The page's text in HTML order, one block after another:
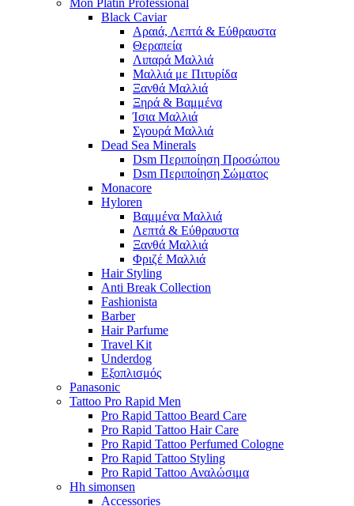
Black Caviar
Αραιά, Λεπτά & Εύθραυστα
Θεραπεία
Λιπαρά Μαλλιά
Μαλλιά με Πιτυρίδα
Ξανθά Μαλλιά
Ξηρά & Βαμμένα
Ίσια Μαλλιά
Σγουρά Μαλλιά
Dead Sea Minerals
Dsm Περιποίηση Προσώπου
Dsm Περιποίηση Σώματος
Monacore
Hyloren
Βαμμένα Μαλλιά
Λεπτά & Εύθραυστα
Ξανθά Μαλλιά
Φριζέ Μαλλιά
Hair Styling
Anti Break Collection
Fashionista
Barber
Hair Parfume
Travel Kit
Underdog
Εξοπλισμός
Panasonic
Tattoo Pro Rapid Men
Pro Rapid Tattoo Beard Care
Pro Rapid Tattoo Hair Care
Pro Rapid Tattoo Perfumed Cologne
Pro Rapid Tattoo Styling
Pro Rapid Tattoo Αναλώσιμα
Hh simonsen
Accessories